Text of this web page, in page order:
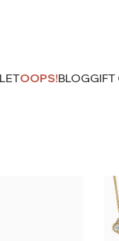
OOPS!BLOGGIFT